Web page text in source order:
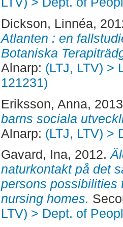
Dickson, Linnéa,
Atlanten : en
Botaniska
Alnarp: (LTJ, LTV) >
121231)
Eriksson, Anna,
barns sociala
Alnarp: (LTJ, LTV) >
Gavard, Ina, 2012.
naturkontakt på det
persons possibilities
nursing homes.
LTV) > Dept. of